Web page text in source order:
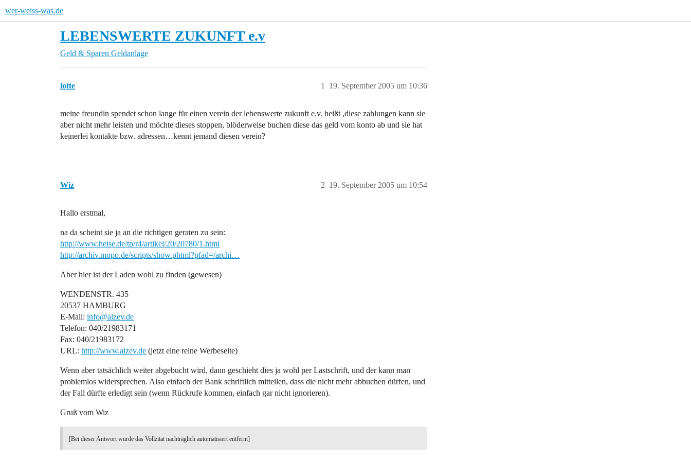
wer-weiss-was.de
LEBENSWERTE ZUKUNFT e.v
Geld & Sparen Geldanlage
lotte 19. September 2005 um 10:36
1
meine freundin spendet schon lange für einen verein der lebenswerte zukunft e.v. heißt ,diese zahlungen kann sie
aber nicht mehr leisten und möchte dieses stoppen, blöderweise buchen diese das geld vom konto ab und sie hat
keinerlei kontakte bzw. adressen…kennt jemand diesen verein?
Wiz 19. September 2005 um 10:54
2
Hallo erstmal,
na da scheint sie ja an die richtigen geraten zu sein:
http://www.heise.de/tp/r4/artikel/20/20780/1.html
http://archiv.mopo.de/scripts/show.phtml?pfad=/archi…
Aber hier ist der Laden wohl zu finden (gewesen)
WENDENSTR. 435
20537 HAMBURG
E-Mail: info@alzev.de
Telefon: 040/21983171
Fax: 040/21983172
URL: http://www.alzev.de (jetzt eine reine Werbeseite)
Wenn aber tatsächlich weiter abgebucht wird, dann geschieht dies ja wohl per Lastschrift, und der kann man
problemlos widersprechen. Also einfach der Bank schriftlich mitteilen, dass die nicht mehr abbuchen dürfen, und
der Fall dürfte erledigt sein (wenn Rückrufe kommen, einfach gar nicht ignorieren).
Gruß vom Wiz
[Bei dieser Antwort wurde das Vollzitat nachträglich automatisiert entfernt]